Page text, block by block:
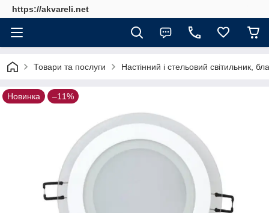
https://akvareli.net
Товари та послуги Настінний і стельовий світильник,
Новинка –11%